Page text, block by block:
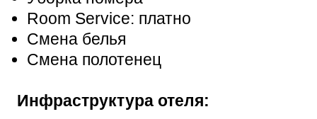
Room Service: платно
Смена белья
Смена полотенец
Инфраструктура отеля: